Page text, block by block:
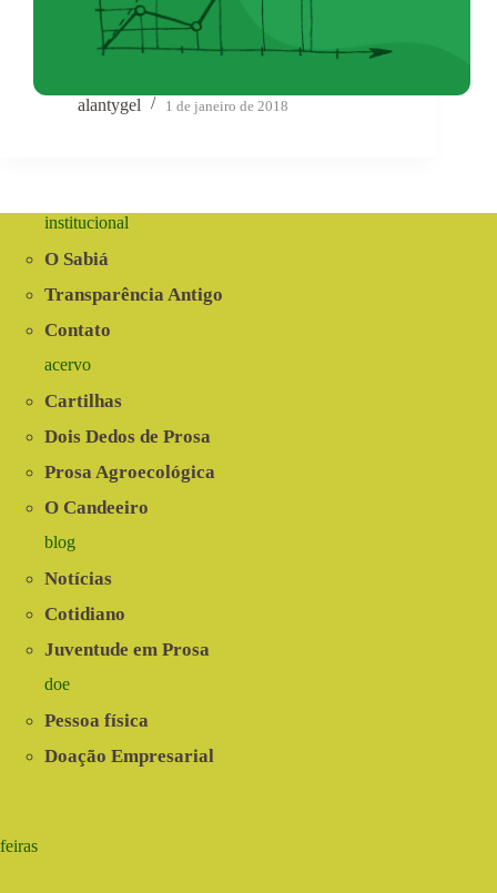
alantygel 1 de janeiro de 2018
institucional
O Sabiá
Transparência Antigo
Contato
acervo
Cartilhas
Dois Dedos de Prosa
Prosa Agroecológica
O Candeeiro
blog
Notícias
Cotidiano
Juventude em Prosa
doe
Pessoa física
Doação Empresarial
feiras